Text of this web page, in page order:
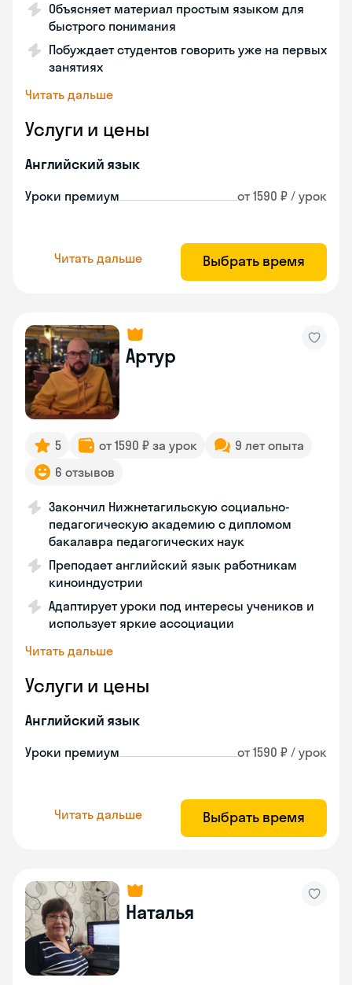
Объясняет материал простым языком для
быстрого понимания
Побуждает студентов говорить уже на первых
занятиях
Читать дальше
Услуги и цены
Английский язык
Уроки премиум от 1590 ₽ / урок
Читать дальше Выбрать время
Артур
5 от 1590 ₽ за урок
9 лет опыта
6 отзывов
Закончил Нижнетагильскую социально-
педагогическую академию с дипломом
бакалавра педагогических наук
Преподает английский язык работникам
киноиндустрии
Адаптирует уроки под интересы учеников и
использует яркие ассоциации
Читать дальше
Услуги и цены
Английский язык
Уроки премиум от 1590 ₽ / урок
Читать дальше Выбрать время
Наталья